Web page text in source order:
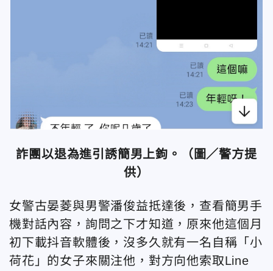
詐團以退為進引誘簡男上鉤。（圖／警方提
供）
女警古晏菱與男警潘俊益抵達後，查看簡男手
機對話內容，詢問之下才知道，原來他這個月
初下載抖音軟體後，沒多久就有一名自稱「小
荷花」的女子來關注他，對方向他索取Line